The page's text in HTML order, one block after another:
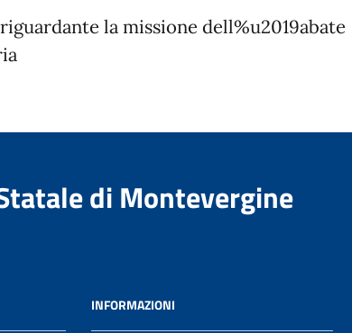
la missione dell%u2019abate
di Montevergine
INFORMAZIONI